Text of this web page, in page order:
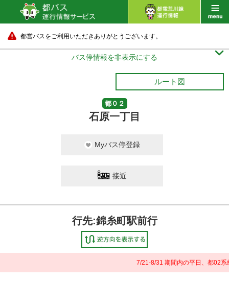
都営バスをご利用いただきありがとうございます。
バス停情報を非表示にする 
ルート図
都０２
石原一丁目
Myバス停登録
接近
行先:錦糸町駅前行
7/21-8/31 期間内の平日、都02系